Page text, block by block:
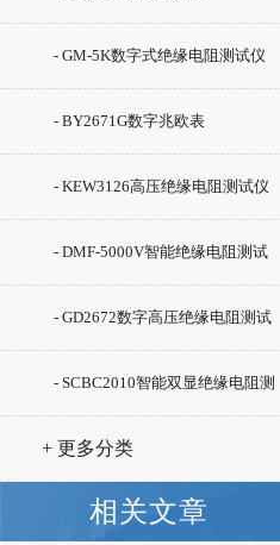
- GM-5K数字式绝缘电阻测试仪
- BY2671G数字兆欧表
- KEW3126高压绝缘电阻测试仪
- DMF-5000V智能绝缘电阻测试
仪
- GD2672数字高压绝缘电阻测试
仪
- SCBC2010智能双显绝缘电阻测
试仪
+ 更多分类
相关文章